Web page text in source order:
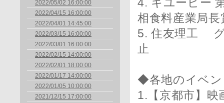
2022/05/02 16:00:00
2022/04/15 16:00:00
2022/04/01 14:45:00
2022/03/15 16:00:00
2022/03/01 16:00:00
2022/02/15 14:00:00
2022/02/01 18:00:00
2022/01/17 14:00:00
2022/01/05 10:00:00
2021/12/15 17:00:00
4. キユーピー
相食料産業局長
5. 住友理工 グ
止
◆各地のイベン
1.【京都市】